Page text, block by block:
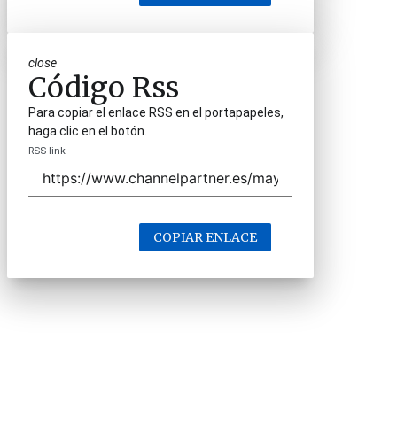
close
Código Rss
Para copiar el enlace RSS en el portapapeles,
haga clic en el botón.
RSS link
COPIAR ENLACE